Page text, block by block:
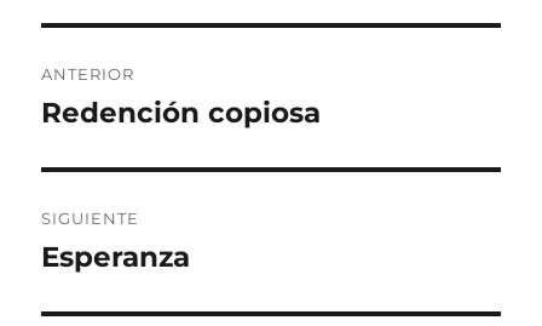
de
ANTERIOR
Entrada
Redención copiosa
SIGUIENTE
Entrada
Esperanza